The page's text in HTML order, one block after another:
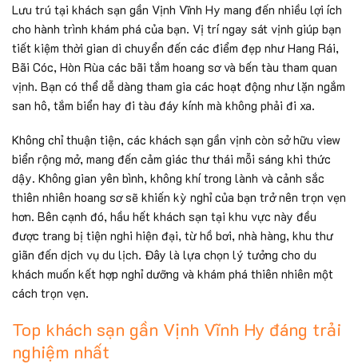
Lưu trú tại khách sạn gần Vịnh Vĩnh Hy mang đến nhiều lợi ích
cho hành trình khám phá của bạn. Vị trí ngay sát vịnh giúp bạn
tiết kiệm thời gian di chuyển đến các điểm đẹp như Hang Rái,
Bãi Cóc, Hòn Rùa các bãi tắm hoang sơ và bến tàu tham quan
vịnh. Bạn có thể dễ dàng tham gia các hoạt động như lặn ngắm
san hô, tắm biển hay đi tàu đáy kính mà không phải đi xa.
Không chỉ thuận tiện, các khách sạn gần vịnh còn sở hữu view
biển rộng mở, mang đến cảm giác thư thái mỗi sáng khi thức
dậy. Không gian yên bình, không khí trong lành và cảnh sắc
thiên nhiên hoang sơ sẽ khiến kỳ nghỉ của bạn trở nên trọn vẹn
hơn. Bên cạnh đó, hầu hết khách sạn tại khu vực này đều
được trang bị tiện nghi hiện đại, từ hồ bơi, nhà hàng, khu thư
giãn đến dịch vụ du lịch. Đây là lựa chọn lý tưởng cho du
khách muốn kết hợp nghỉ dưỡng và khám phá thiên nhiên một
cách trọn vẹn.
Top khách sạn gần Vịnh Vĩnh Hy đáng trải
nghiệm nhất